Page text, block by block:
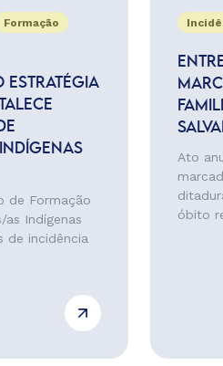
Formação
de Formação
as Indígenas
de incidência
Ato
óbito